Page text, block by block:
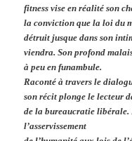
fitness vise en réalité son
la conviction que la loi du
détruit jusque dans son
viendra. Son profond
à peu en funambule.
Raconté à travers le
son récit plonge le lecteur
de la bureaucratie libérale.
l’asservissement